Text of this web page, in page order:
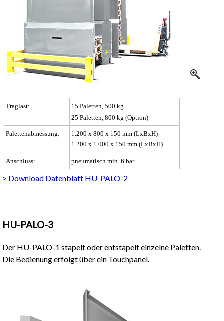
Traglast:
15 Paletten, 500 kg
25 Paletten, 800 kg (Option)
Palettenabmessung:
1.200 x 800 x 150 mm (LxBxH)
1.200 x 1.000 x 150 mm (LxBxH)
Anschluss: pneumatisch min. 6 bar
> Download Datenblatt HU-PALO-2
HU-PALO-3
Der HU-PALO-1 stapelt oder entstapelt einzelne Paletten.
Die Bedienung erfolgt über ein Touchpanel.